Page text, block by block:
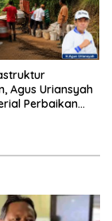
Agus Uriansyah
Perbaikan